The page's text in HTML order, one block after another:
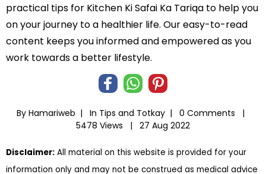
practical tips for Kitchen Ki Safai Ka Tariqa to help you
on your journey to a healthier life. Our easy-to-read
content keeps you informed and empowered as you
work towards a better lifestyle.
By Hamariweb | In Tips and Totkay |
0 Comments |
5478 Views |
27 Aug 2022
Disclaimer: All material on this website is provided for your
information only and may not be construed as medical advice